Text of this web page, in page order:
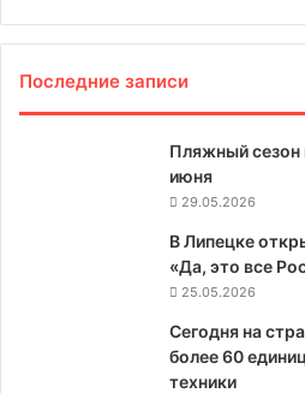
Последние записи
Пляжный сезон
июня
29.05.2026
В Липецке
«Да, это все
25.05.2026
Сегодня на
более 60
техники